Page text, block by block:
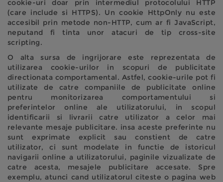
cookie-uri doar prin intermediul protocolului HTTP
(care include si HTTPS). Un cookie HttpOnly nu este
accesibil prin metode non-HTTP, cum ar fi JavaScript,
neputand fi tinta unor atacuri de tip cross-site
scripting.
O alta sursa de ingrijorare este reprezentata de
utilizarea cookie-urilor in scopuri de publicitate
directionata comportamental. Astfel, cookie-urile pot fi
utilizate de catre companiile de publicitate online
pentru monitorizarea comportamentului si
preferintelor online ale utilizatorului, in scopul
identificarii si livrarii catre utilizator a celor mai
relevante mesaje publicitare. insa aceste preferinte nu
sunt exprimate explicit sau constient de catre
utilizator, ci sunt modelate in functie de istoricul
navigarii online a utilizatorului, paginile vizualizate de
catre acesta, mesajele publicitare accesate. Spre
exemplu, atunci cand utilizatorul citeste o pagina web